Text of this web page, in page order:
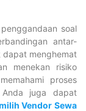
soal
antar-
dapat menghemat
menekan risiko
proses
juga dapat
Vendor Sewa